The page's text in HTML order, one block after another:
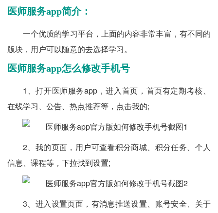
医师服务app简介：
一个优质的学习平台，上面的内容非常丰富，有不同的
版块，用户可以随意的去选择学习。
医师服务app怎么修改手机号
1、打开医师服务app，进入首页，首页有定期考核、
在线学习、公告、热点推荐等，点击我的;
2、我的页面，用户可查看积分商城、积分任务、个人
信息、课程等，下拉找到设置;
3、进入设置页面，有消息推送设置、账号安全、关于